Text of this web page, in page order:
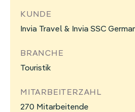
KUNDE
Invia Travel & Invia SSC
BRANCHE
Touristik
MITARBEITERZAHL
270 Mitarbeitende